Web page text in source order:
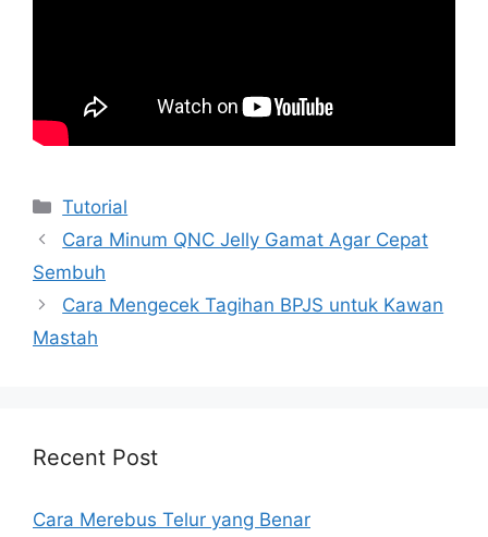
Kategori
Tutorial
Cara Minum QNC Jelly Gamat Agar Cepat
Sembuh
Cara Mengecek Tagihan BPJS untuk Kawan
Mastah
Recent Post
Cara Merebus Telur yang Benar